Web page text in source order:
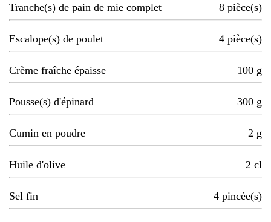
Tranche(s) de pain de mie complet 8 pièce(s)
Escalope(s) de poulet 4 pièce(s)
Crème fraîche épaisse 100 g
Pousse(s) d'épinard 300 g
Cumin en poudre 2 g
Huile d'olive 2 cl
Sel fin 4 pincée(s)